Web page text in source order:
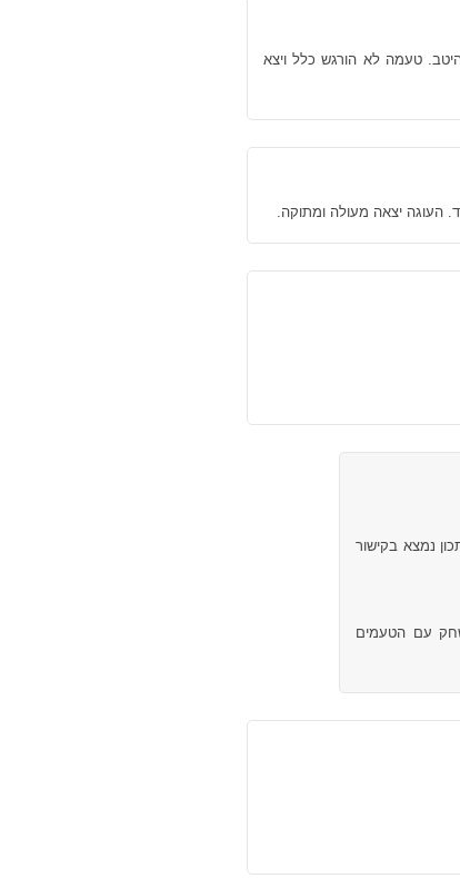
טעמה לא הורגש כלל ויצא
העוגה יצאה מעולה ומתוקה.
נמצא בקישור
עם הטעמים